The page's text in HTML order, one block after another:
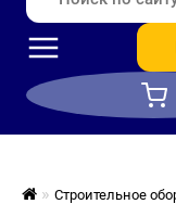
Строительное